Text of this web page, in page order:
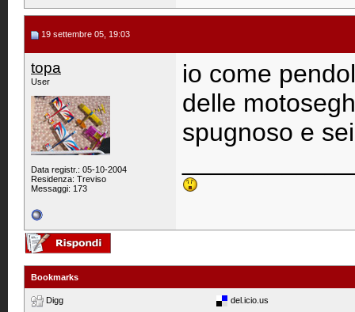
19 settembre 05, 19:03
topa
User
Data registr.: 05-10-2004
Residenza: Treviso
Messaggi: 173
io come
delle
spugnoso e
Bookmarks
Digg del.icio.us